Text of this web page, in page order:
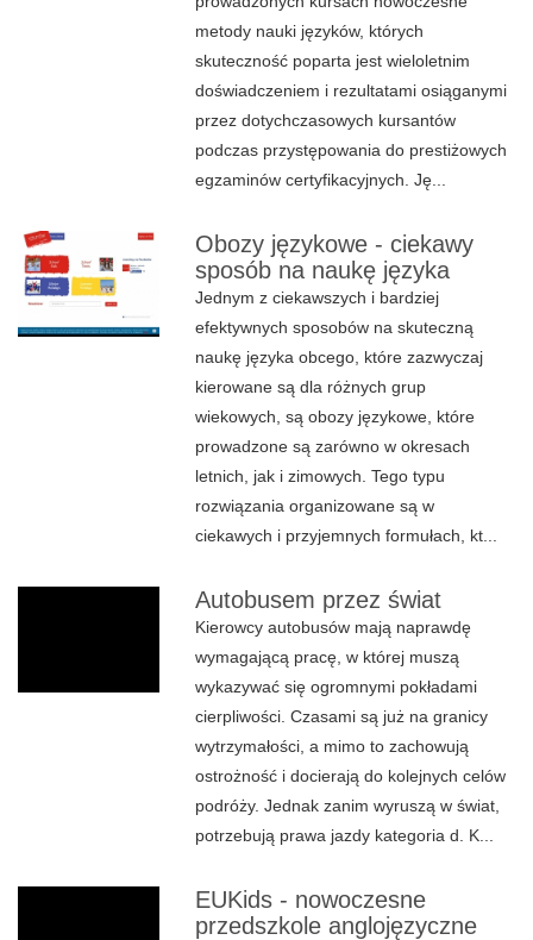
metody nauki języków, których
skuteczność poparta jest wieloletnim
doświadczeniem i rezultatami osiąganymi
przez dotychczasowych kursantów
podczas przystępowania do prestiżowych
egzaminów certyfikacyjnych. Ję...
Obozy językowe - ciekawy
sposób na naukę języka
Jednym z ciekawszych i bardziej
efektywnych sposobów na skuteczną
naukę języka obcego, które zazwyczaj
kierowane są dla różnych grup
wiekowych, są obozy językowe, które
prowadzone są zarówno w okresach
letnich, jak i zimowych. Tego typu
rozwiązania organizowane są w
ciekawych i przyjemnych formułach, kt...
Autobusem przez świat
Kierowcy autobusów mają naprawdę
wymagającą pracę, w której muszą
wykazywać się ogromnymi pokładami
cierpliwości. Czasami są już na granicy
wytrzymałości, a mimo to zachowują
ostrożność i docierają do kolejnych celów
podróży. Jednak zanim wyruszą w świat,
potrzebują prawa jazdy kategoria d. K...
EUKids - nowoczesne
przedszkole anglojęzyczne